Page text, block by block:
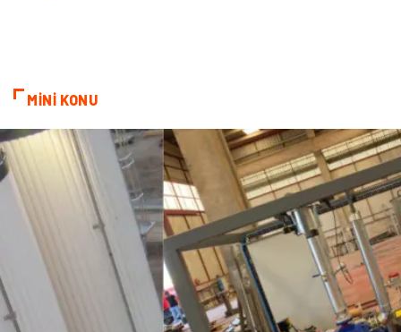
Basın Yayın
Telekomünikasyon Markalar
İthalat İhracat
Dernekler ve Birlikler
MİNİ KONU